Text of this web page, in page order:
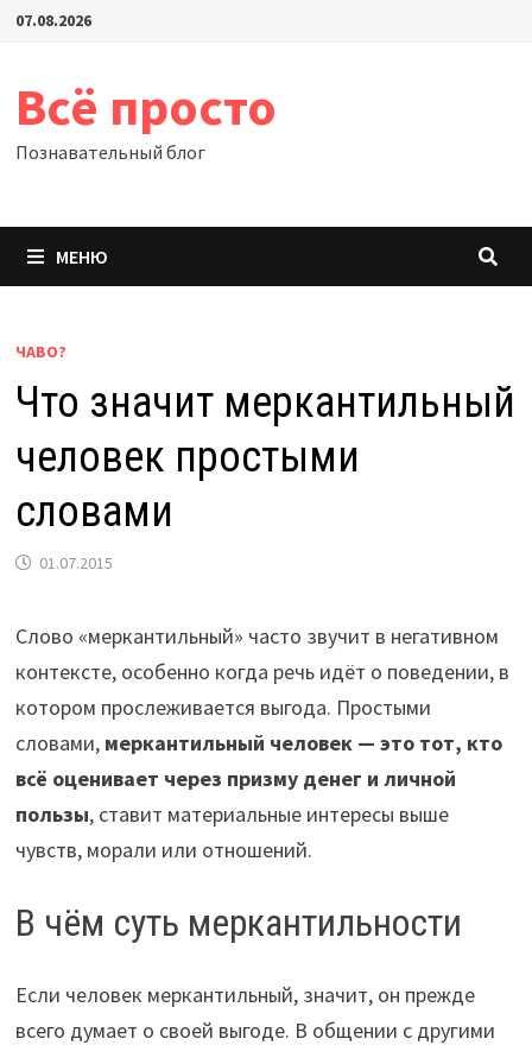
Перейти
07.08.2026
Всё просто
Познавательный блог
МЕНЮ
ЧАВО?
Что значит меркантильный
человек простыми
словами
01.07.2015
Слово «меркантильный» часто звучит в негативном
контексте, особенно когда речь идёт о поведении, в
котором прослеживается выгода. Простыми
словами, меркантильный человек — это тот, кто
всё оценивает через призму денег и личной
пользы, ставит материальные интересы выше
чувств, морали или отношений.
В чём суть меркантильности
Если человек меркантильный, значит, он прежде
всего думает о своей выгоде. В общении с другими